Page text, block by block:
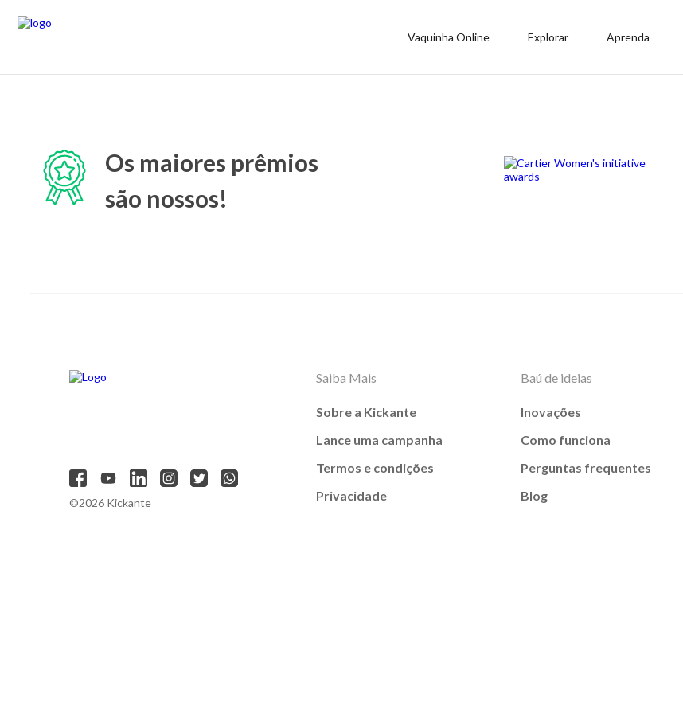
Vaquinha Online Explorar Aprenda
Os maiores prêmios
são nossos!
©2026 Kickante
Saiba Mais
Sobre a Kickante
Lance uma campanha
Termos e condições
Privacidade
Baú de ideias
Inovações
Como funciona
Perguntas frequentes
Blog